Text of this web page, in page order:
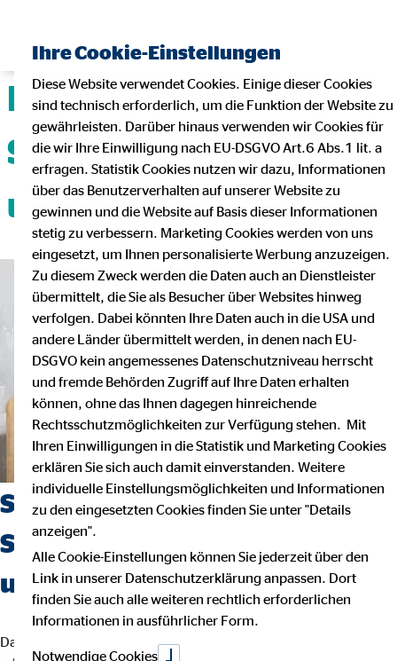
Deine Karriere mit
Sicherheit, Flexibilität
und Teamgeist!
Suchst du einen Job, der
Sicherheit, Selbstbestimmung
und Flexibilität vereint?
Dann bist du bei uns richtig. Wir glauben, dass man am besten
Ihre Cookie-Einstellungen
Diese Website verwendet Cookies. Einige dieser Cookies
sind technisch erforderlich, um die Funktion der Website zu
gewährleisten. Darüber hinaus verwenden wir Cookies für
die wir Ihre Einwilligung nach EU-DSGVO Art.6 Abs.1 lit. a
erfragen. Statistik Cookies nutzen wir dazu, Informationen
über das Benutzerverhalten auf unserer Website zu
gewinnen und die Website auf Basis dieser Informationen
stetig zu verbessern. Marketing Cookies werden von uns
eingesetzt, um Ihnen personalisierte Werbung anzuzeigen.
Zu diesem Zweck werden die Daten auch an Dienstleister
übermittelt, die Sie als Besucher über Websites hinweg
verfolgen. Dabei könnten Ihre Daten auch in die USA und
andere Länder übermittelt werden, in denen nach EU-
DSGVO kein angemessenes Datenschutzniveau herrscht
und fremde Behörden Zugriff auf Ihre Daten erhalten
können, ohne das Ihnen dagegen hinreichende
Rechtsschutzmöglichkeiten zur Verfügung stehen. Mit
Ihren Einwilligungen in die Statistik und Marketing Cookies
erklären Sie sich auch damit einverstanden. Weitere
individuelle Einstellungsmöglichkeiten und Informationen
zu den eingesetzten Cookies finden Sie unter "Details
anzeigen".
Alle Cookie-Einstellungen können Sie jederzeit über den
Link in unserer Datenschutzerklärung anpassen. Dort
finden Sie auch alle weiteren rechtlich erforderlichen
Informationen in ausführlicher Form.
Notwendige Cookies